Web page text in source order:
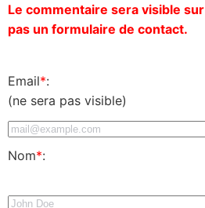
Le commentaire sera visible
pas un formulaire de contact.
Email*:
(ne sera pas visible)
Nom*: